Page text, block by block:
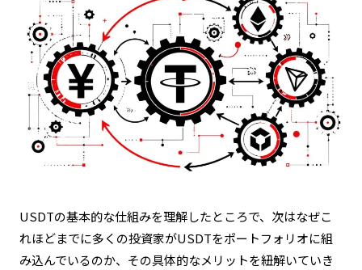
USDTの基本的な仕組みを理解したところで、次はなぜこ
れほどまでに多くの投資家がUSDTをポートフォリオに組
み込んでいるのか、その具体的なメリットを紐解いていき